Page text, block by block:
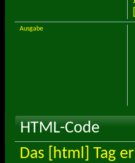
Ausgabe
HTML-Code
Das [html] Tag